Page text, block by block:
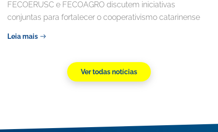
FECOERUSC e FECOAGRO discutem iniciativas
conjuntas para fortalecer o cooperativismo catarinense
Leia mais
Ver todas notícias